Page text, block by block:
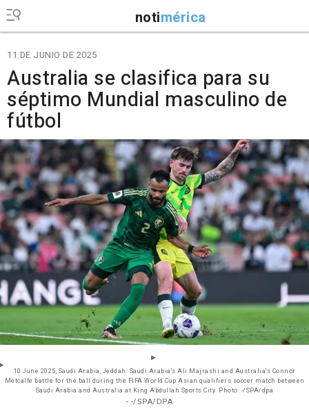
notimérica
11 DE JUNIO DE 2025
Australia se clasifica para su
séptimo Mundial masculino de
fútbol
10 June 2025, Saudi Arabia, Jeddah: Saudi Arabia's Ali Majrashi and Australia's Connor
Metcalfe battle for the ball during the FIFA World Cup Asian qualifiers soccer match between
Saudi Arabia and Australia at King Abdullah Sports City. Photo: -/SPA/dpa
- -/SPA/DPA